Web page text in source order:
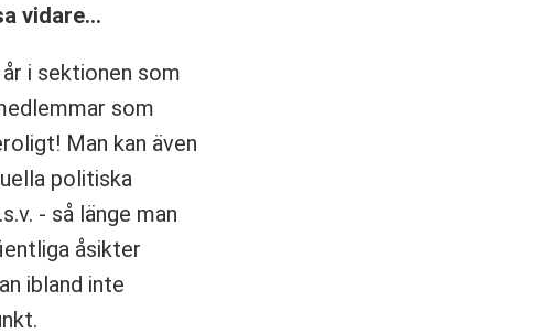
vidare…
i sektionen som
som
Man kan även
politiska
- så länge man
åsikter
ibland inte